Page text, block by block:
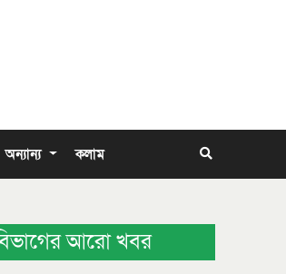
অন্যান্য কলাম
আরো খবর